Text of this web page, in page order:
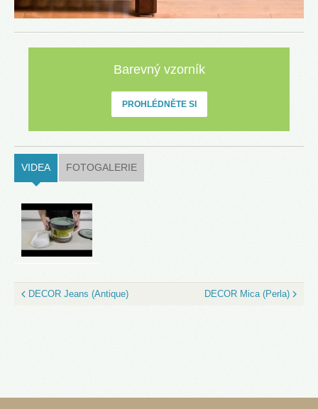
Barevný vzorník
PROHLÉDNĚTE SI
VIDEA (ACTIVE TAB)
FOTOGALERIE
DECOR Jeans (Antique) DECOR Mica (Perla)